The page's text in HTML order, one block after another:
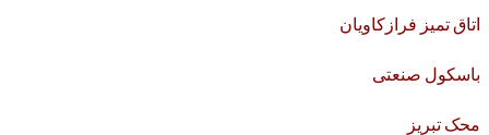
اتاق تمیز فرازکاویان
باسکول صنعتی
محک تبریز